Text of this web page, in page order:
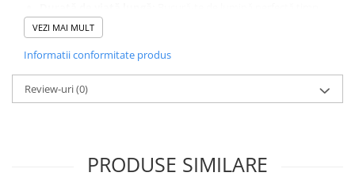
de mulți ani, fără a fi nevoit să schimbi becurile
frecvent, datorită duratei de viață de până la 15.000 de ore.
Design elegant și modern:
un aspect modern și elegant.
Ușor de instalat:
VEZI MAI MULT
Informatii conformitate produs
Review-uri(0)
PRODUSE SIMILARE